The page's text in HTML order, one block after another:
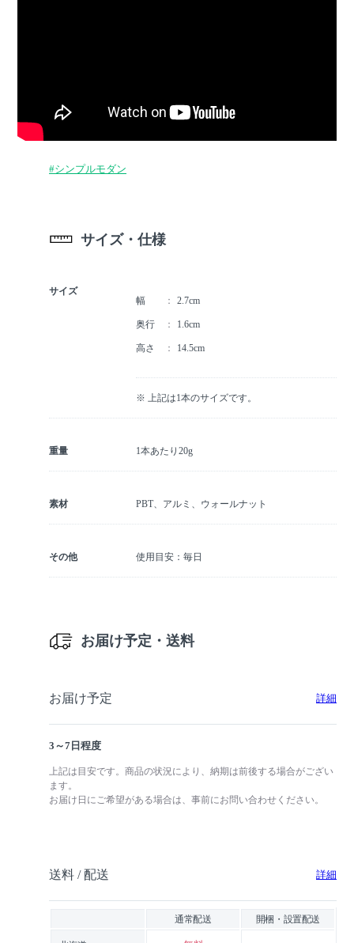
#シンプルモダン
サイズ・仕様
サイズ
幅
2.7cm
奥行 1.6cm
高さ 14.5cm
※ 上記は1本のサイズです。
重量 1本あたり20g
素材 PBT、アルミ、ウォールナット
その他 使用目安：毎日
お届け予定・送料
お届け予定 詳細
3～7日程度
上記は目安です。商品の状況により、納期は前後する場合がござい
ます。
お届け日にご希望がある場合は、事前にお問い合わせください。
送料 / 配送 詳細
通常配送 開梱・設置配送